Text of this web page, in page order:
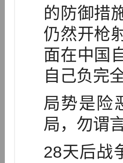
的防御措
仍然开枪
面在中国
自己负完
局势是险
局，勿谓
28天后战